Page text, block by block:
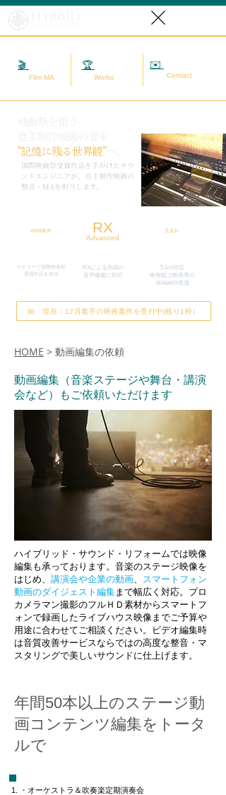
🎬
Film MA
🏆
Works
✉️
Contact
​国際映画祭受賞作品を手がけたサウ
ンドエンジニアが、自主制作映画の
整音・MAを担当します。
”記憶に残る世界観”へ。
WINNER RX
Advanced
マドリード国際映画祭
​受賞作品を担当
RXによる先端の
​音声修復に対応
5.1ch
5.1ch対応
映画館上映基準の
MA&MIX環境
📅 現在：12月着手の映画案件を受付中(残り1枠）
HOME > 動画編集の依頼
動画編集（音楽ステージや舞台・講演
会など）もご依頼いただけます
ハイブリッド・サウンド・リフォームでは映像
編集も承っております。音楽のステージ映像を
はじめ、 講演会や企業の動画、 スマートフォン
動画のダイジェスト編集まで幅広く対応。プロ
カメラマン撮影のフルＨＤ素材からスマートフ
ォンで録画したライブハウス映像までご予算や
用途に合わせてご相談ください。ビデオ編集時
は音質改善サービスならではの高度な整音・マ
スタリングで美しいサウンドに仕上げます。
年間50本以上のステージ動
画コンテンツ編集をトータ
ルで
・オーケストラ＆吹奏楽定期演奏会